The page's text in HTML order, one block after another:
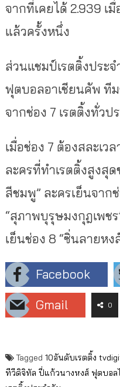
จากที่เคยได้ 2.939 เ
แล้วครั้งหนึ่ง
ส่วนแชมป์เรตติ้งประ
ฟุตบอลอาเชียนคัพ ที
จากช่อง 7 เรตติ้งทั่วป
เมื่อช่อง 7 ต้องสละเว
ละครที่ทำเรตติ้งสูงสุ
สีชมพู” ละครเย็นจาก
“สุภาพบุรุษมงกุฎเพช
เย็นช่อง 8 “ซิ่นลายหง
Facebook
Gmail
0
Tagged 10อันดับเรตติ้ง
ทีวีดิจิทัล ปี่แก้วนางหงส์ ฟุตบอล